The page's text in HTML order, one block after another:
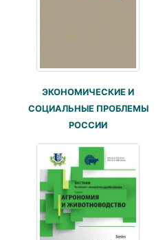
ЭКОНОМИЧЕСКИЕ И
СОЦИАЛЬНЫЕ ПРОБЛЕМЫ
РОССИИ